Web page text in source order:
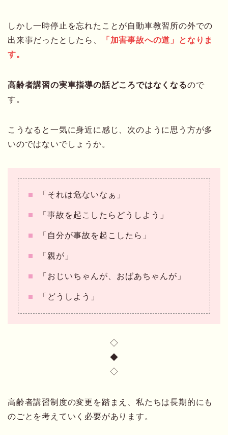
しかし一時停止を忘れたことが自動車教習所の外での
出来事だったとしたら、
「加害事故への道」となりま
す。
高齢者講習の実車指導の話どころではなくなるので
す。
こうなると一気に身近に感じ、次のように思う方が多
いのではないでしょうか。
「それは危ないなぁ」
「事故を起こしたらどうしよう」
「自分が事故を起こしたら」
「親が」
「おじいちゃんが、おばあちゃんが」
「どうしよう」
◇
◆
◇
高齢者講習制度の変更を踏まえ、私たちは長期的にも
のごとを考えていく必要があります。